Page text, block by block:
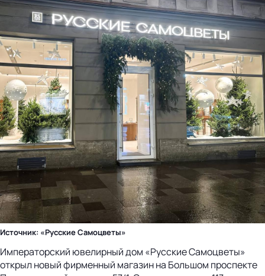
Источник: «Русские Самоцветы»
Императорский ювелирный дом «Русские Самоцветы»
открыл новый фирменный магазин на Большом проспекте